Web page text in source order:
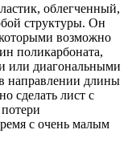
облегченный,
структуры. Он
возможно
поликарбоната,
или диагональными
направлении длины
сделать лист с
с очень малым